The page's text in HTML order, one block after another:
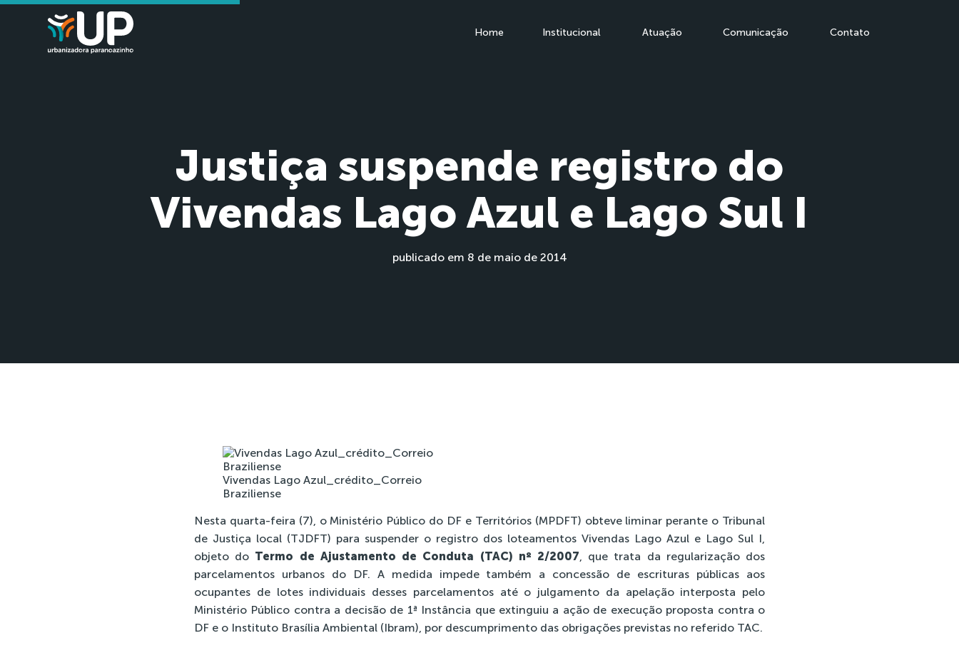
Home Institucional Atuação Comunicação Contato
Justiça suspende registro do
Vivendas Lago Azul e Lago Sul I
publicado em 8 de maio de 2014
Vivendas Lago Azul_crédito_Correio
Braziliense
Nesta quarta-feira (7), o Ministério Público do DF e Territórios (MPDFT) obteve liminar perante o Tribunal
de Justiça local (TJDFT) para suspender o registro dos loteamentos Vivendas Lago Azul e Lago Sul I,
objeto do Termo de Ajustamento de Conduta (TAC) nº 2/2007, que trata da regularização dos
parcelamentos urbanos do DF. A medida impede também a concessão de escrituras públicas aos
ocupantes de lotes individuais desses parcelamentos até o julgamento da apelação interposta pelo
Ministério Público contra a decisão de 1ª Instância que extinguiu a ação de execução proposta contra o
DF e o Instituto Brasília Ambiental (Ibram), por descumprimento das obrigações previstas no referido TAC.